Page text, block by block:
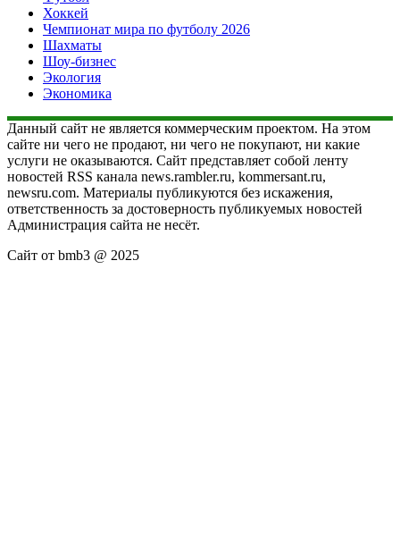
Хоккей
Чемпионат мира по футболу 2026
Шахматы
Шоу-бизнес
Экология
Экономика
Данный сайт не является коммерческим проектом. На этом
сайте ни чего не продают, ни чего не покупают, ни какие
услуги не оказываются. Сайт представляет собой ленту
новостей RSS канала news.rambler.ru, kommersant.ru,
newsru.com. Материалы публикуются без искажения,
ответственность за достоверность публикуемых новостей
Администрация сайта не несёт.
Сайт от bmb3 @ 2025